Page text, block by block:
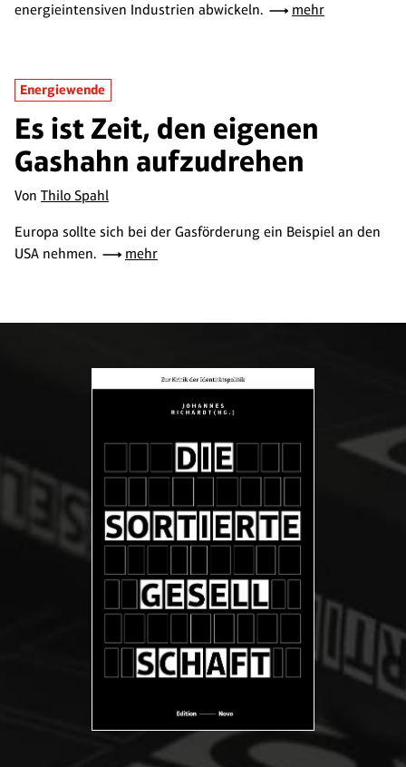
energieintensiven Industrien abwickeln.
mehr
Energiewende
Es ist Zeit, den eigenen
Gashahn aufzudrehen
Von Thilo Spahl
Europa sollte sich bei der Gasförderung ein Beispiel an den
USA nehmen.
mehr